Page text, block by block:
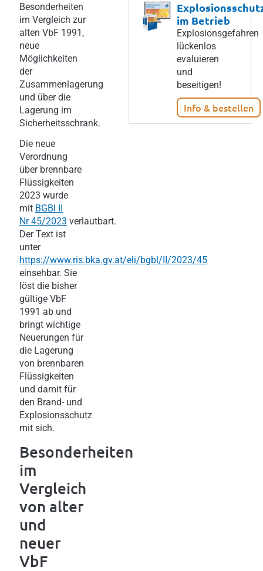
Besonderheiten
im Vergleich zur
alten VbF 1991,
neue
Möglichkeiten
der
Zusammenlagerung
und über die
Lagerung im
Sicherheitsschrank.
Die neue
Verordnung
über brennbare
Flüssigkeiten
2023 wurde
mit BGBl II
Nr 45/2023 verlautbart.
Der Text ist
unter
https://www.ris.bka.gv.at/eli/bgbl/II/2023/45
einsehbar. Sie
löst die bisher
gültige VbF
1991 ab und
bringt wichtige
Neuerungen für
die Lagerung
von brennbaren
Flüssigkeiten
und damit für
den Brand- und
Explosionsschutz
mit sich.
Besonderheiten
im
Vergleich
von alter
und
neuer
VbF
im Betrieb
Explosionsgefahren
lückenlos
evaluieren
und
beseitigen!
Info & bestellen